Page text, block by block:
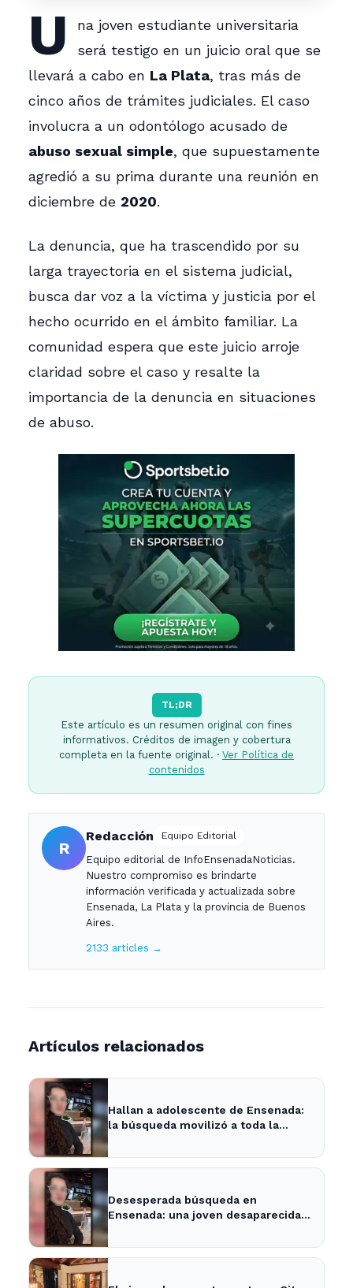
U
na joven estudiante universitaria
será testigo en un juicio oral que se
llevará a cabo en La Plata, tras más de
cinco años de trámites judiciales. El caso
involucra a un odontólogo acusado de
abuso sexual simple, que supuestamente
agredió a su prima durante una reunión en
diciembre de 2020.
La denuncia, que ha trascendido por su
larga trayectoria en el sistema judicial,
busca dar voz a la víctima y justicia por el
hecho ocurrido en el ámbito familiar. La
comunidad espera que este juicio arroje
claridad sobre el caso y resalte la
importancia de la denuncia en situaciones
de abuso.
TL;DR
Este artículo es un resumen original con fines
informativos. Créditos de imagen y cobertura
completa en la fuente original. · Ver Política de
contenidos
R
Redacción Equipo Editorial
Equipo editorial de InfoEnsenadaNoticias.
Nuestro compromiso es brindarte
información verificada y actualizada sobre
Ensenada, La Plata y la provincia de Buenos
Aires.
2133 articles →
Artículos relacionados
Hallan a adolescente de Ensenada:
la búsqueda movilizó a toda la
Desesperada búsqueda en
Ensenada: una joven desaparecida